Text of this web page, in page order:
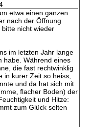
etwa einen ganzen
nach der Öffnung
nicht wieder
im letzten Jahr lange
habe. Während eines
die fast rechtwinklig
in kurer Zeit so heiss,
und da hat sich mit
flacher Boden) der
und Hitze:
zum Glück selten